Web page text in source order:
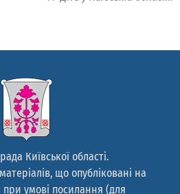
Київської області.
що опубліковані на
при умові посилання (для